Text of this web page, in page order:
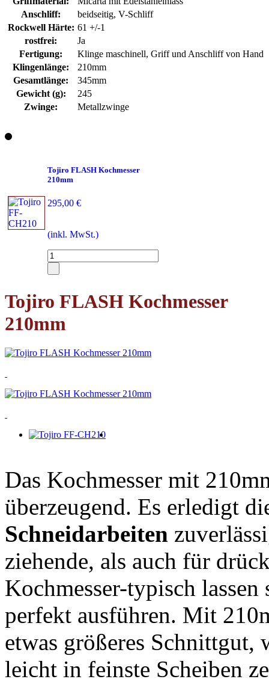
Anschliff:
beidseitig, V-Schliff
Rockwell Härte: 61 +/-1
rostfrei:
Ja
Fertigung:
Klinge maschinell, Griff und Anschliff von Hand
Klingenlänge:
210mm
Gesamtlänge:
345mm
Gewicht (g):
245
Zwinge:
Metallzwinge
Tojiro FLASH Kochmesser
210mm
295,00 €
(inkl. MwSt.)
Tojiro FLASH Kochmesser
210mm
Das Kochmesser mit
überzeugend. Es erledigt
Schneidarbeiten
ziehende, als auch für
Kochmesser-typisch
perfekt ausführen. Mit
etwas größeres
leicht in feinste Scheiben